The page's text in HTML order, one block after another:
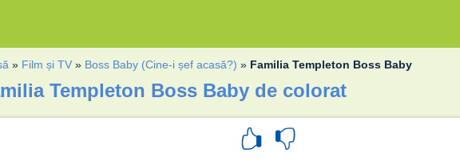
» Film și TV » Boss Baby (Cine-i șef acasă?) » Familia Templeton Boss Baby
Templeton Boss Baby de colorat